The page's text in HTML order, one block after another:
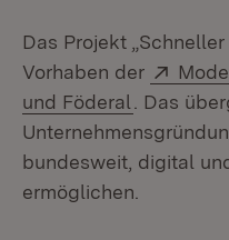
Das Projekt
Vorhaben der
und Föderal (Öffnet in
. Das
bundesweit, digital
ermöglichen.